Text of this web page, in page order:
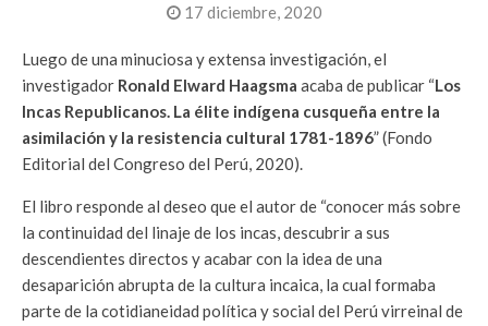
17 diciembre, 2020
Luego de una minuciosa y extensa investigación, el
investigador Ronald Elward Haagsma acaba de publicar “Los
Incas Republicanos. La élite indígena cusqueña entre la
asimilación y la resistencia cultural 1781-1896” (Fondo
Editorial del Congreso del Perú, 2020).
El libro responde al deseo que el autor de “conocer más sobre
la continuidad del linaje de los incas, descubrir a sus
descendientes directos y acabar con la idea de una
desaparición abrupta de la cultura incaica, la cual formaba
parte de la cotidianeidad política y social del Perú virreinal de